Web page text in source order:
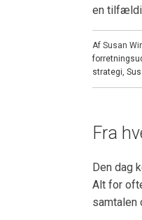
en
Af Susan
strategi,
Fra
Den dag
Alt for
samtalen